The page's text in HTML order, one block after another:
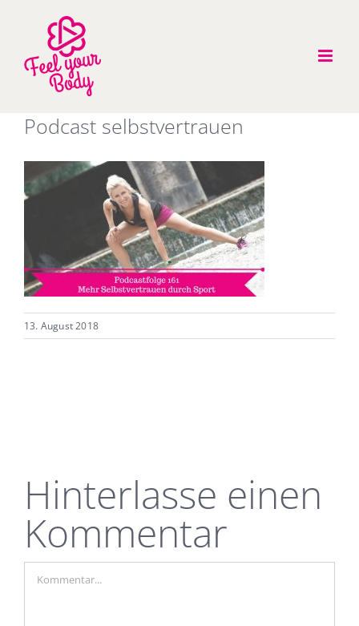
springen
Podcast selbstvertrauen
13. August 2018
Hinterlasse einen
Kommentar